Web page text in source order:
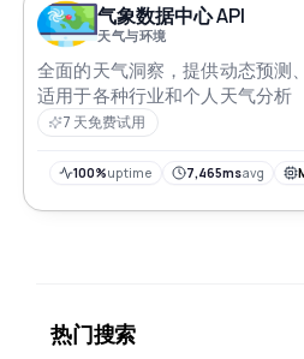
气象数据中心 API
天气与环境
全面的天气洞察，提供动态预测
适用于各种行业和个人天气分析
7 天免费试用
100%uptime 7,465msavg
热门搜索